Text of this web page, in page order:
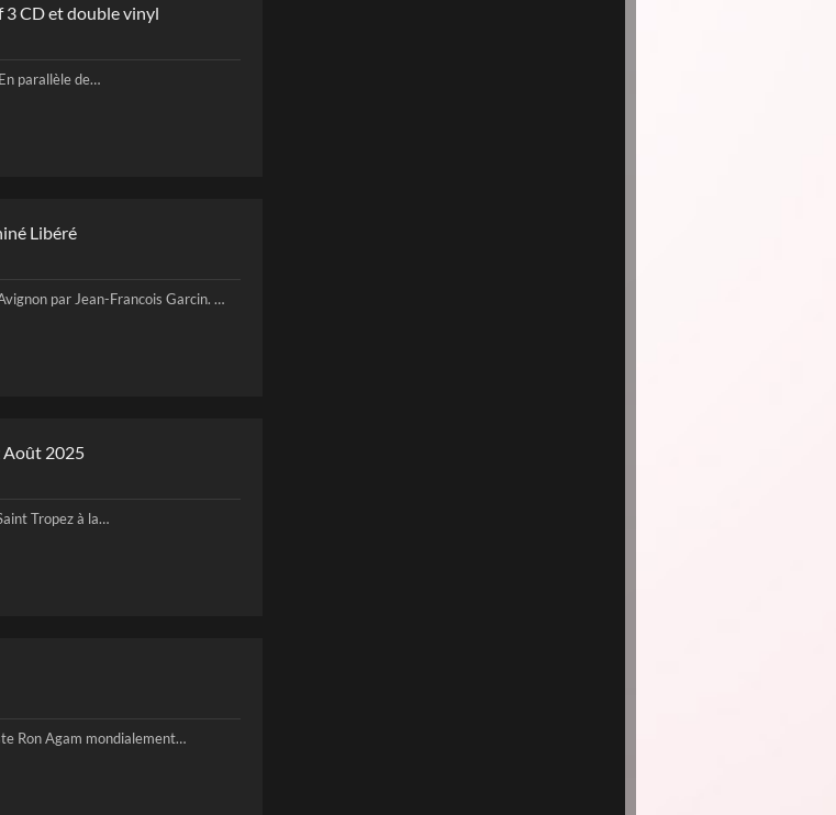
3 CD et double vinyl
parallèle de…
Libéré
par Jean-Francois Garcin. …
Août 2025
Tropez à la…
Ron Agam mondialement…